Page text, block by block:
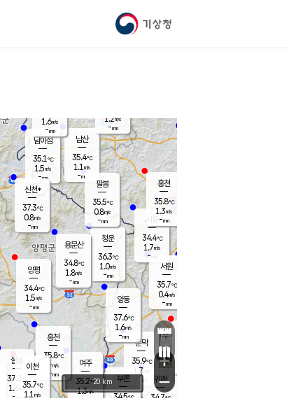
기상청
문막
35.9℃
1.7m/s
mm
남이섬
35.1℃
1.5m/s
-mm
부론
34.5℃
남산
35.4℃
1.1 m/s
-mm
청운
36.3℃
1.0m/s
-mm
팔봉
35.5℃
0.8m/s
-mm
여주
35.2℃
1.3m/s
양동
37.6℃
1.6m/s
-mm
1.6m/s
-mm
신천*
37.3℃
0.8m/s
-mm
흥천
35.8℃
-m/s
-mm
설봉
37.2
1.6 m/s
- mm
시동
34.4℃
1.7m/s
- mm
귀래
34.7℃
서원
35.7℃
0.4m/s
-mm
용문산
34.8℃
1.8m/s
-mm
홍천
35.8℃
1.3m/s
-mm
이천
35.7℃
1.1 m/s
양평
34.4℃
1.5m/s
-mm
1.2m/s
-mm
+
−
20 km